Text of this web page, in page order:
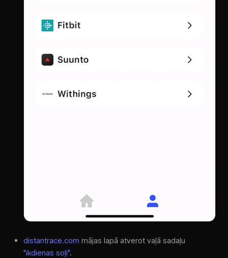
distantrace.com mājas lapā atverot vaļā sadaļu
"ikdienas soļi".